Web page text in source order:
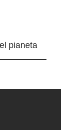
pianeta